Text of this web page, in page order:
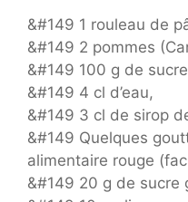
&#149 1 rouleau de
&#149 2 pommes
&#149 100 g de
&#149 4 cl d’eau,
&#149 3 cl de sirop
&#149 Quelques
alimentaire rouge
&#149 20 g de sucre